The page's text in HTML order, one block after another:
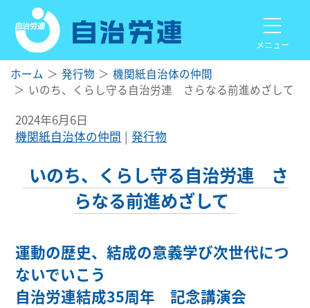
メニュー
ホーム 発行物
機関紙自治体の仲間
いのち、くらし守る自治労連 さらなる前進めざして
2024年6月6日
機関紙自治体の仲間
発行物
いのち、くらし守る自治労連 さ
らなる前進めざして
運動の歴史、結成の意義学び次世代につ
ないでいこう
自治労連結成35周年 記念講演会